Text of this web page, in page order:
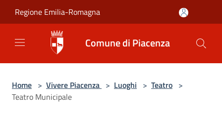
Regione Emilia-Romagna
Comune di Piacenza
Home > Vivere Piacenza > Luoghi > Teatro >
Teatro Municipale